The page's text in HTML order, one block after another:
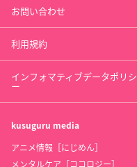
お問い合わせ
利用規約
インフォマティブデータポリシ
ー
kusuguru media
アニメ情報［にじめん］
メンタルケア［ココロジー］